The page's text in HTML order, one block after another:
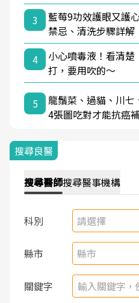
3
藍莓9功效護眼又護
禁忌、清洗步驟詳解
4
小心噴毒液！看清
打，要用吹的～
5
龍鬚菜、過貓、川七
4張圖吃對才能抗癌
搜尋良醫
搜尋醫師搜尋醫事機構
科別 請選擇
縣市 縣市
關鍵字